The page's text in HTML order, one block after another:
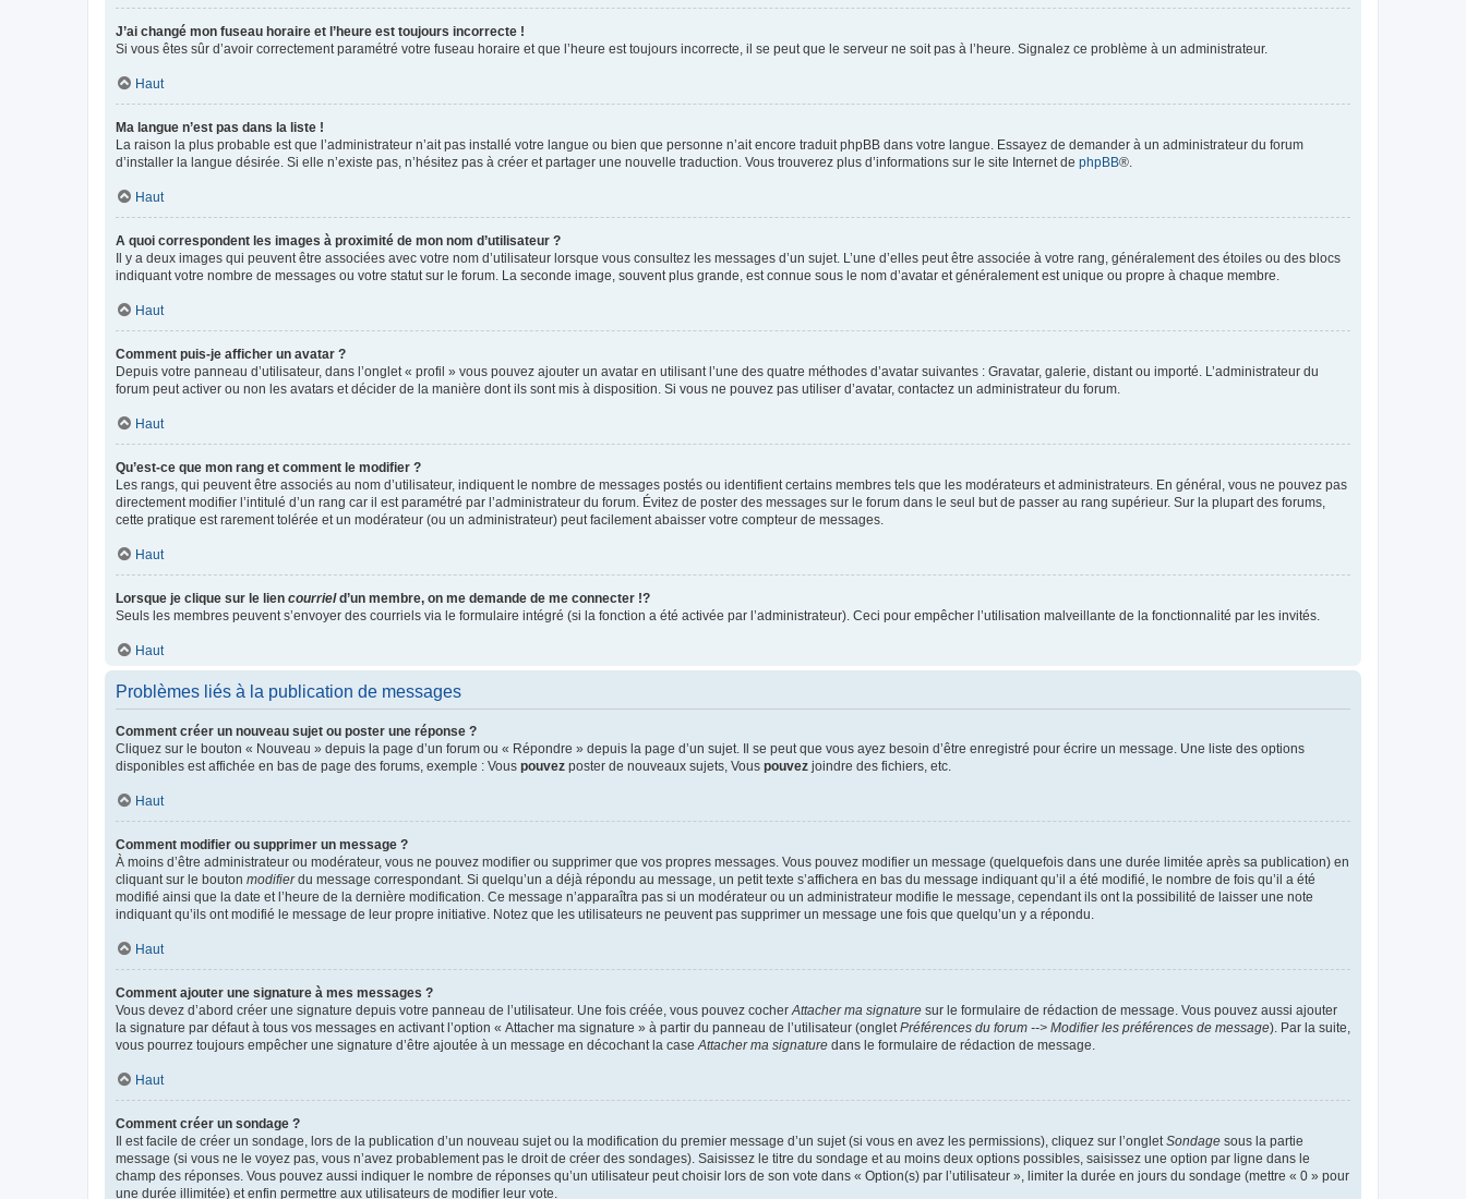
J’ai changé mon fuseau horaire et l’heure est toujours incorrecte !
Si vous êtes sûr d’avoir correctement paramétré votre fuseau horaire et que l’heure est toujours incorrecte, il se peut que le serveur ne soit pas à l’heure. Signalez ce problème à un administrateur.
Haut
Ma langue n’est pas dans la liste !
La raison la plus probable est que l’administrateur n’ait pas installé votre langue ou bien que personne n’ait encore traduit phpBB dans votre langue. Essayez de demander à un administrateur du forum
d’installer la langue désirée. Si elle n’existe pas, n’hésitez pas à créer et partager une nouvelle traduction. Vous trouverez plus d’informations sur le site Internet de phpBB®.
Haut
A quoi correspondent les images à proximité de mon nom d’utilisateur ?
Il y a deux images qui peuvent être associées avec votre nom d’utilisateur lorsque vous consultez les messages d’un sujet. L’une d’elles peut être associée à votre rang, généralement des étoiles ou des blocs
indiquant votre nombre de messages ou votre statut sur le forum. La seconde image, souvent plus grande, est connue sous le nom d’avatar et généralement est unique ou propre à chaque membre.
Haut
Comment puis-je afficher un avatar ?
Depuis votre panneau d’utilisateur, dans l’onglet « profil » vous pouvez ajouter un avatar en utilisant l’une des quatre méthodes d’avatar suivantes : Gravatar, galerie, distant ou importé. L’administrateur du
forum peut activer ou non les avatars et décider de la manière dont ils sont mis à disposition. Si vous ne pouvez pas utiliser d’avatar, contactez un administrateur du forum.
Haut
Qu’est-ce que mon rang et comment le modifier ?
Les rangs, qui peuvent être associés au nom d’utilisateur, indiquent le nombre de messages postés ou identifient certains membres tels que les modérateurs et administrateurs. En général, vous ne pouvez pas
directement modifier l’intitulé d’un rang car il est paramétré par l’administrateur du forum. Évitez de poster des messages sur le forum dans le seul but de passer au rang supérieur. Sur la plupart des forums,
cette pratique est rarement tolérée et un modérateur (ou un administrateur) peut facilement abaisser votre compteur de messages.
Haut
Lorsque je clique sur le lien courrield’un membre, on me demande de me connecter !?
Seuls les membres peuvent s’envoyer des courriels via le formulaire intégré (si la fonction a été activée par l’administrateur). Ceci pour empêcher l’utilisation malveillante de la fonctionnalité par les invités.
Haut
Problèmes liés à la publication de messages
Comment créer un nouveau sujet ou poster une réponse ?
Cliquez sur le bouton « Nouveau » depuis la page d’un forum ou « Répondre » depuis la page d’un sujet. Il se peut que vous ayez besoin d’être enregistré pour écrire un message. Une liste des options
disponibles est affichée en bas de page des forums, exemple : Vous pouvez poster de nouveaux sujets, Vous pouvez joindre des fichiers, etc.
Haut
Comment modifier ou supprimer un message ?
À moins d’être administrateur ou modérateur, vous ne pouvez modifier ou supprimer que vos propres messages. Vous pouvez modifier un message (quelquefois dans une durée limitée après sa publication) en
cliquant sur le bouton modifierdu message correspondant. Si quelqu’un a déjà répondu au message, un petit texte s’affichera en bas du message indiquant qu’il a été modifié, le nombre de fois qu’il a été
modifié ainsi que la date et l’heure de la dernière modification. Ce message n’apparaîtra pas si un modérateur ou un administrateur modifie le message, cependant ils ont la possibilité de laisser une note
indiquant qu’ils ont modifié le message de leur propre initiative. Notez que les utilisateurs ne peuvent pas supprimer un message une fois que quelqu’un y a répondu.
Haut
Comment ajouter une signature à mes messages ?
Vous devez d’abord créer une signature depuis votre panneau de l’utilisateur. Une fois créée, vous pouvez cocherAttacher ma signature sur le formulaire de rédaction de message. Vous pouvez aussi ajouter
la signature par défaut à tous vos messages en activant l’option « Attacher ma signature » à partir du panneau de l’utilisateur (ongletPréférences du forum --> Modifier les préférences de message). Par la suite,
vous pourrez toujours empêcher une signature d’être ajoutée à un message en décochant la caseAttacher ma signature dans le formulaire de rédaction de message.
Haut
Comment créer un sondage ?
Il est facile de créer un sondage, lors de la publication d’un nouveau sujet ou la modification du premier message d’un sujet (si vous en avez les permissions), cliquez sur l’ongletSondage sous la partie
message (si vous ne le voyez pas, vous n’avez probablement pas le droit de créer des sondages). Saisissez le titre du sondage et au moins deux options possibles, saisissez une option par ligne dans le
champ des réponses. Vous pouvez aussi indiquer le nombre de réponses qu’un utilisateur peut choisir lors de son vote dans « Option(s) par l’utilisateur », limiter la durée en jours du sondage (mettre « 0 » pour
une durée illimitée) et enfin permettre aux utilisateurs de modifier leur vote.